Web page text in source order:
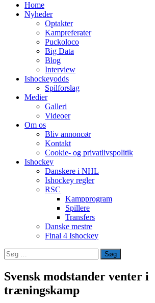
Home
Nyheder
Optakter
Kampreferater
Puckoloco
Big Data
Blog
Interview
Ishockeyodds
Spilforslag
Medier
Galleri
Videoer
Om os
Bliv annoncør
Kontakt
Cookie- og privatlivspolitik
Ishockey
Danskere i NHL
Ishockey regler
RSC
Kampprogram
Spillere
Transfers
Danske mestre
Final 4 Ishockey
Søg
efter:
Svensk modstander venter i
træningskamp